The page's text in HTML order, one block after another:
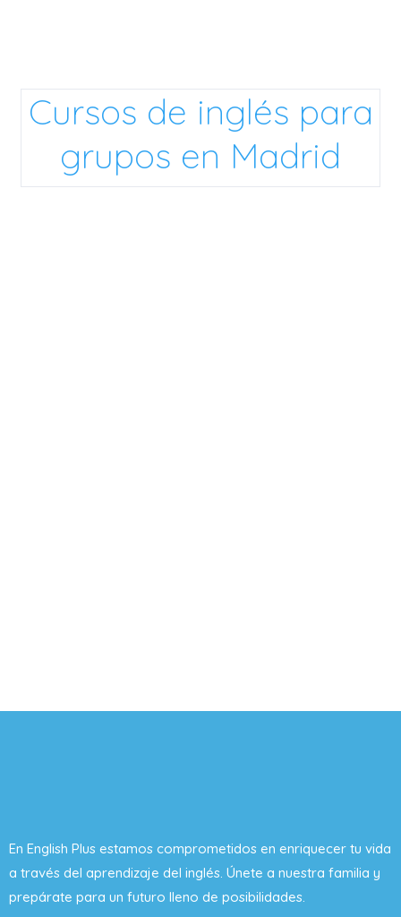
Cursos de inglés para
grupos en Madrid
En English Plus estamos comprometidos en enriquecer tu vida
a través del aprendizaje del inglés. Únete a nuestra familia y
prepárate para un futuro lleno de posibilidades.